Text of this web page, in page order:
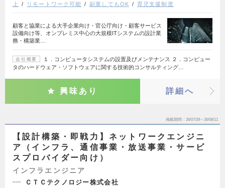
上
リモートワーク可能 副業してもOK 育児支援制度
顧客と協業による大手企業向け・官公庁向け・顧客サービス
設備向け等、オンプレミス中心の大規模ITシステムの設計業
務・構築業…
会社概要
１．コンピュータシステムの設置及びメンテナンス ２．コンピュー
タのハードウェア・ソフトウェアに関する技術的コンサルティング…
興味あり 詳細へ
掲載期間 26/07/29～26/08/11
【設計構築・即戦力】ネットワークエンジニ
ア（インフラ、通信事業・放送事業・サービ
スプロバイダー向け）
インフラエンジニア
ＣＴＣテクノロジー株式会社